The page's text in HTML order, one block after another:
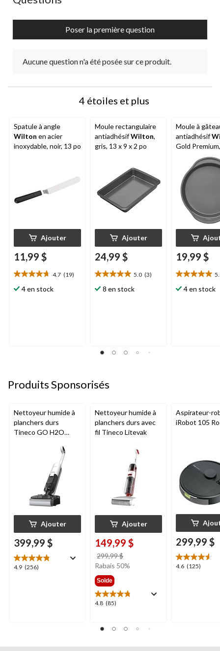
Poser la première question
Aucune question n'a été posée sur ce produit.
4 étoiles et plus
Spatule à angle
Wilton en acier
inoxydable, noir, 13 po
Ajouter
11,99 $
4.7 (19)
4.7
étoile(s)
4 en stock
Moule rectangulaire
antiadhésifWilton,
gris, 13 x 9 x 2 po
Ajouter
24,99 $
5.0 (3)
5.0
étoile(s)
8 en stock
Moule à
antiadhésif
Gold
19,99 $
5.0
étoile(s)
4 en stock
Produits Sponsorisés
Nettoyeur humide à
planchers durs
Tineco GO H2O
Ajouter
399,99 $
4.9 (256)
4.9
Nettoyeur humide à
planchers durs avec
fil Tineco Litevak
Ajouter
149,99 $
299,99 $
était
Rabais 50%
Solde
4.8 (85)
4.8
5.
Aspirateur-
iRobot 105
299,99 $
4.6 (125)
4.6